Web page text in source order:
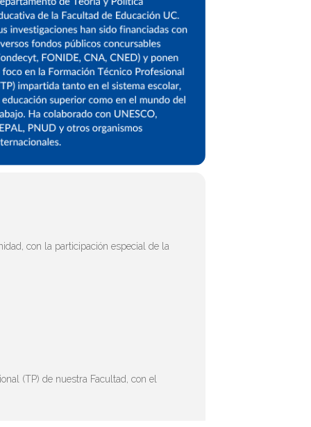
con la participación especial de la
(TP) de nuestra Facultad, con el